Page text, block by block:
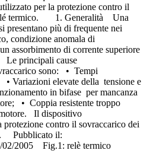
per la protezione contro il
termico. 1. Generalità Una
presentano più di frequente nei
condizione anomala di
assorbimento di corrente superiore
Le principali cause
sono: • Tempi
Variazioni elevate della tensione e
in bifase per mancanza
• Coppia resistente troppo
Il dispositivo
contro il sovraccarico dei
Pubblicato il:
02/2005 Fig.1: relè termico